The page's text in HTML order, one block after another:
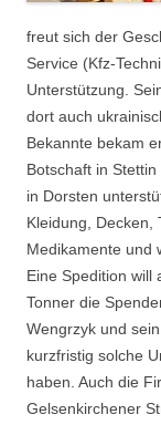
freut sich der
Service (Kfz-
Unterstützung.
dort auch
Bekannte bekam
Botschaft in
in Dorsten
Kleidung, Decken,
Medikamente und
Eine Spedition will
Tonner die
Wengrzyk und
kurzfristig solche
haben. Auch die
Gelsenkirchener